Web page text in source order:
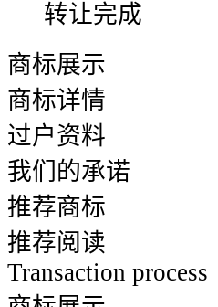
转让完成
商标展示
商标详情
过户资料
我们的承诺
推荐商标
推荐阅读
Transaction process